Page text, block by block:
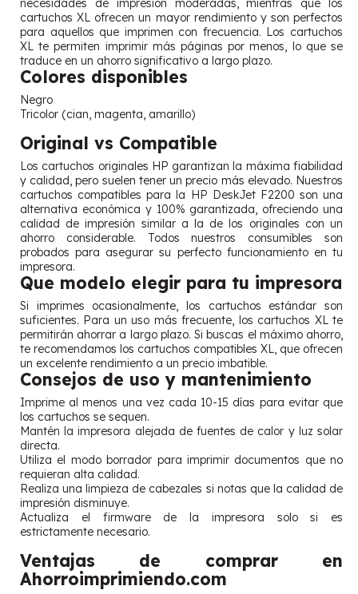
necesidades de impresión moderadas, mientras que los
cartuchos XL ofrecen un mayor rendimiento y son perfectos
para aquellos que imprimen con frecuencia. Los cartuchos
XL te permiten imprimir más páginas por menos, lo que se
traduce en un ahorro significativo a largo plazo.
Colores disponibles
Negro
Tricolor (cian, magenta, amarillo)
Original vs Compatible
Los cartuchos originales HP garantizan la máxima fiabilidad
y calidad, pero suelen tener un precio más elevado. Nuestros
cartuchos compatibles para la HP DeskJet F2200 son una
alternativa económica y 100% garantizada, ofreciendo una
calidad de impresión similar a la de los originales con un
ahorro considerable. Todos nuestros consumibles son
probados para asegurar su perfecto funcionamiento en tu
impresora.
Que modelo elegir para tu impresora
Si imprimes ocasionalmente, los cartuchos estándar son
suficientes. Para un uso más frecuente, los cartuchos XL te
permitirán ahorrar a largo plazo. Si buscas el máximo ahorro,
te recomendamos los cartuchos compatibles XL, que ofrecen
un excelente rendimiento a un precio imbatible.
Consejos de uso y mantenimiento
Imprime al menos una vez cada 10-15 días para evitar que
los cartuchos se sequen.
Mantén la impresora alejada de fuentes de calor y luz solar
directa.
Utiliza el modo borrador para imprimir documentos que no
requieran alta calidad.
Realiza una limpieza de cabezales si notas que la calidad de
impresión disminuye.
Actualiza el firmware de la impresora solo si es
estrictamente necesario.
Ventajas de comprar en
Ahorroimprimiendo.com